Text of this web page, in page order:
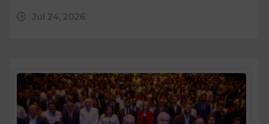
Jul 24, 2026